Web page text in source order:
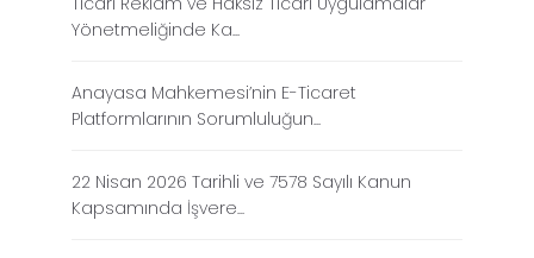
Yönetmeliğinde Ka...
Anayasa Mahkemesi’nin E-Ticaret
Platformlarının Sorumluluğun...
22 Nisan 2026 Tarihli ve 7578 Sayılı Kanun
Kapsamında İşvere...